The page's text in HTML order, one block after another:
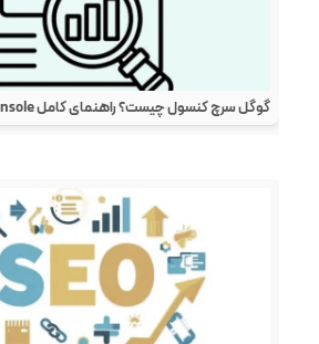
گوگل سرچ کنسول چیست؟ راهنمای کامل Google Search Console